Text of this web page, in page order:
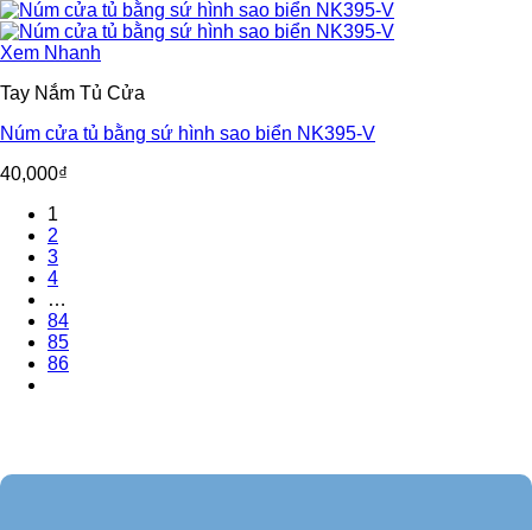
Xem Nhanh
Tay Nắm Tủ Cửa
Núm cửa tủ bằng sứ hình sao biển NK395-V
40,000₫
1
2
3
4
…
84
85
86